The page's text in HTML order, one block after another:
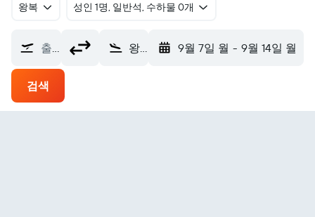
왕복 ​성인 1명, 일반석, 수하물 0개
출발지 왕고 피티니 우앙고 피티니 에어포트 (OFI) 9월 7일 월 - 9월 14일 월
검색